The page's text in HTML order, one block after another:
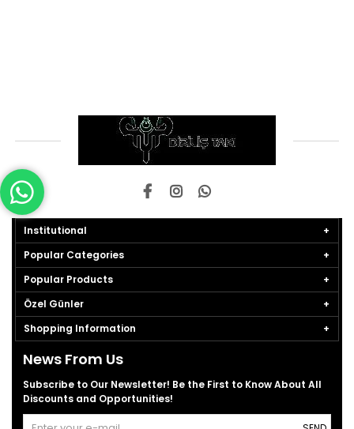
Institutional
Popular Categories
Popular Products
Özel Günler
Shopping Information
News From Us
Subscribe to Our Newsletter! Be the First to Know About All
Discounts and Opportunities!